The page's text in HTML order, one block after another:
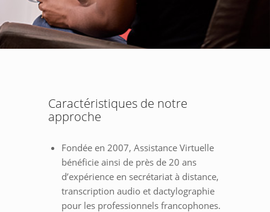
Caractéristiques de notre
approche
Fondée en 2007, Assistance Virtuelle
bénéficie ainsi de près de 20 ans
d’expérience en secrétariat à distance,
transcription audio et dactylographie
pour les professionnels francophones.